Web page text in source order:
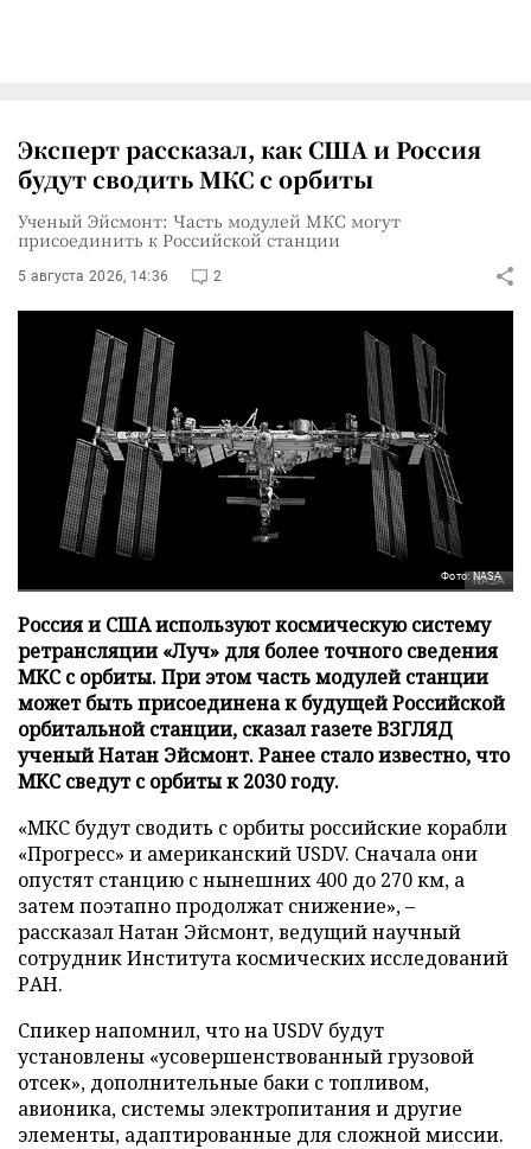
Эксперт рассказал, как США и Россия
будут сводить МКС с орбиты
Ученый Эйсмонт: Часть модулей МКС могут
присоединить к Российской станции
5 августа 2026, 14:36 2
Фото: NASA
Россия и США используют космическую систему
ретрансляции «Луч» для более точного сведения
МКС с орбиты. При этом часть модулей станции
может быть присоединена к будущей Российской
орбитальной станции, сказал газете ВЗГЛЯД
ученый Натан Эйсмонт. Ранее стало известно, что
МКС сведут с орбиты к 2030 году.
«МКС будут сводить с орбиты российские корабли
«Прогресс» и американский USDV. Сначала они
опустят станцию с нынешних 400 до 270 км, а
затем поэтапно продолжат снижение», –
рассказал Натан Эйсмонт, ведущий научный
сотрудник Института космических исследований
РАН.
Спикер напомнил, что на USDV будут
установлены «усовершенствованный грузовой
отсек», дополнительные баки с топливом,
авионика, системы электропитания и другие
элементы, адаптированные для сложной миссии.